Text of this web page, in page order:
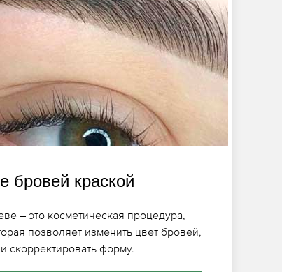
бровей краской
– это косметическая процедура,
позволяет изменить цвет бровей,
скорректировать форму.